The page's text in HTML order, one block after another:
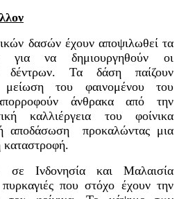
δασών έχουν αποψιλωθεί τα
για να δημιουργηθούν οι
δέντρων. Τα δάση παίζουν
του φαινομένου του
άνθρακα από την
καλλιέργεια του φοίνικα
αποδάσωση προκαλώντας μια
καταστροφή.
σε Ινδονησία και Μαλαισία
πυρκαγιές που στόχο έχουν την